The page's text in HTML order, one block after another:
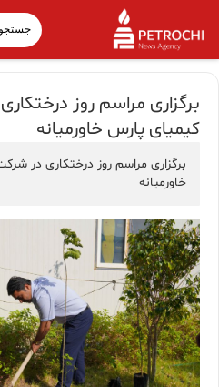
برگزاری مراسم روز
کیمیای پارس خاورمیانه
برگزاری مراسم روز درختکاری در
خاورمیانه